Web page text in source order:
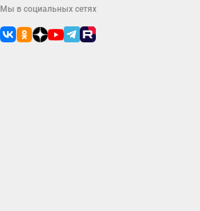
Мы в социальных сетях